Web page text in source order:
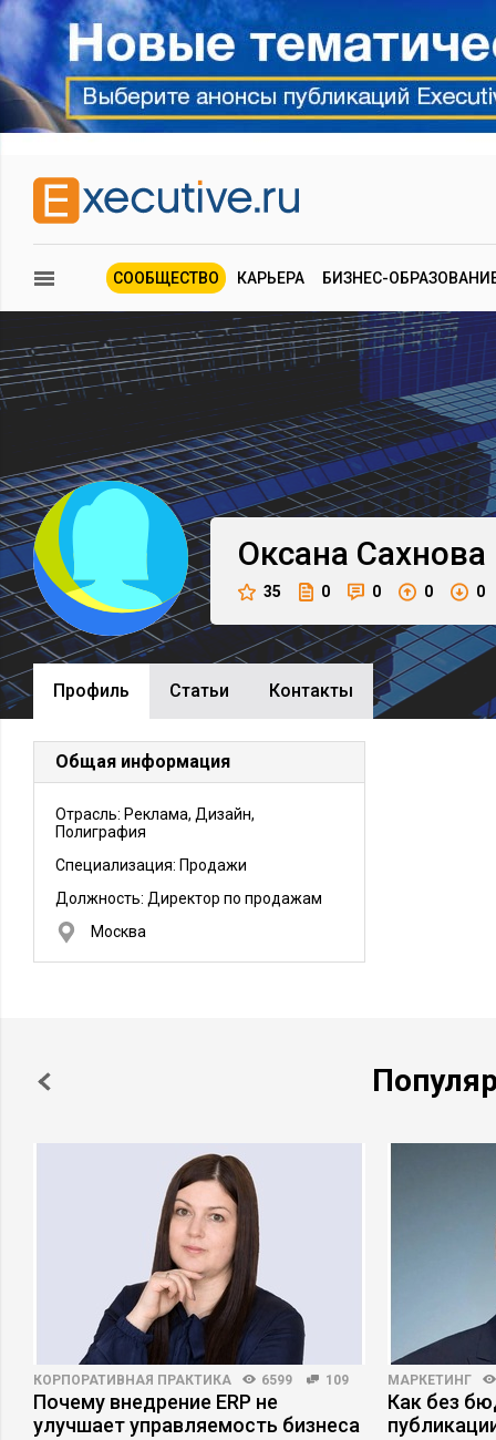
СООБЩЕСТВО КАРЬЕРА БИЗНЕС-
Оксана Сахнова
35 0 0 0 0
Профиль Cтатьи Контакты
Общая информация
Отрасль: Реклама, Дизайн,
Полиграфия
Специализация: Продажи
Должность: Директор по продажам
Москва
КОРПОРАТИВНАЯ ПРАКТИКА 6599 109
Почему внедрение ERP не
улучшает управляемость бизнеса
МАРКЕТИНГ
Как без